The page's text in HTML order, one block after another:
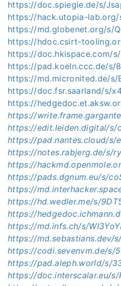
https://doc.spiegie.de/s/
https://hack.utopia-lab.org/
https://md.globenet.org/s/
https://hdoc.csirt-
https://doc.hkispace.com/s/
https://pad.koeln.ccc.de/s/
https://md.micronited.de/
https://doc.fsr.saarland/s/
https://
https://
https://edit.leiden.digital/s/
https://pad.nantes.cloud/s/
https://notes.rabjerg.de/s/
https://
https://pads.dgnum.eu/s/
https://
https://hd.wedler.me/s/
https://
https://md.infs.ch/s/
https://md.sebastians.dev/
https://codi.sevenvm.de/s/
https://pad.aleph.world/s/
https://doc.interscalar.eu/s/